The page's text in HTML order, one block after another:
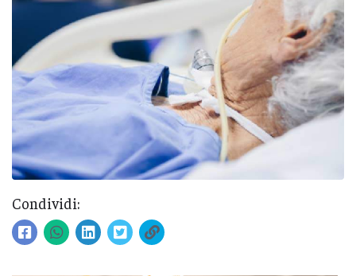
Condividi: